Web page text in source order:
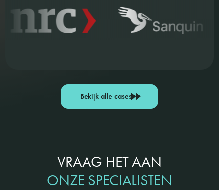
Bekijk alle cases
VRAAG HET AAN
ONZE SPECIALISTEN